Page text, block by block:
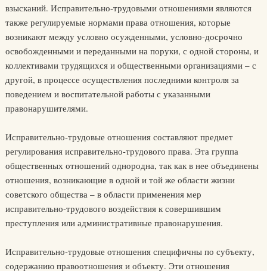
взысканий. Исправительно-трудовыми отношениями являются
также регулируемые нормами права отношения, которые
возникают между условно осужденными, условно-досрочно
освобожденными и переданными на поруки, с одной стороны, и
коллективами трудящихся и общественными организациями – с
другой, в процессе осуществления последними контроля за
поведением и воспитательной работы с указанными
правонарушителями.
Исправительно-трудовые отношения составляют предмет
регулирования исправительно-трудового права. Эта группа
общественных отношений однородна, так как в нее объединены
отношения, возникающие в одной и той же области жизни
советского общества – в области применения мер
исправительно-трудового воздействия к совершившим
преступления или административные правонарушения.
Исправительно-трудовые отношения специфичны по субъекту,
содержанию правоотношения и объекту. Эти отношения